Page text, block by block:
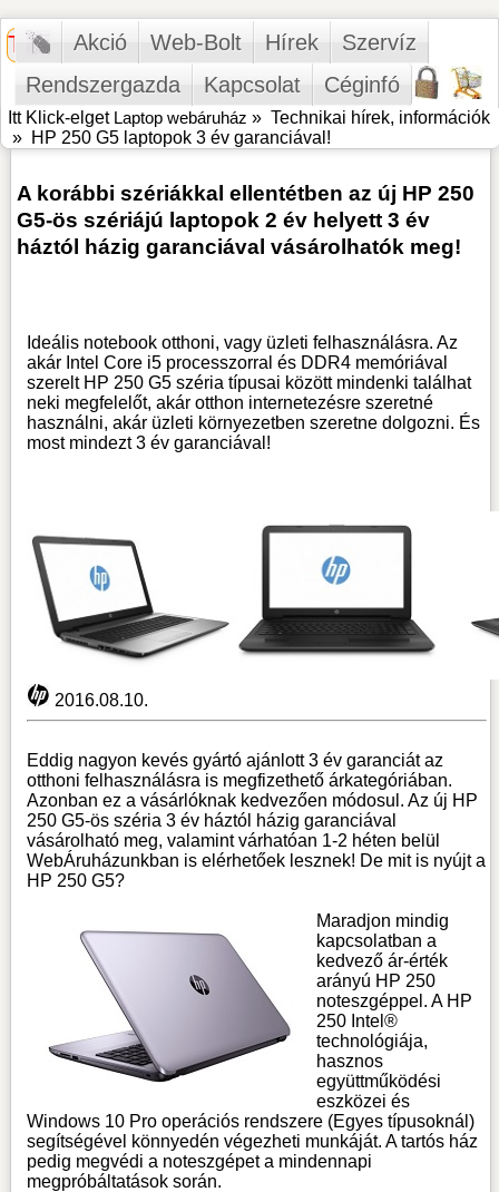
Akció Web-Bolt Hírek
Szervíz
Rendszergazda
Kapcsolat Céginfó
Itt Klick-elget Laptop webáruház » Technikai hírek, információk
» HP 250 G5 laptopok 3 év garanciával!
HP 250 G5 laptopok 3 év garanciával!
A korábbi szériákkal ellentétben az új HP 250
G5-ös szériájú laptopok 2 év helyett 3 év
háztól házig garanciával vásárolhatók meg!
Ideális notebook otthoni, vagy üzleti felhasználásra. Az
akár Intel Core i5 processzorral és DDR4 memóriával
szerelt HP 250 G5 széria típusai között mindenki találhat
neki megfelelőt, akár otthon internetezésre szeretné
használni, akár üzleti környezetben szeretne dolgozni. És
most mindezt 3 év garanciával!
2016.08.10.
Eddig nagyon kevés gyártó ajánlott 3 év garanciát az
otthoni felhasználásra is megfizethető árkategóriában.
Azonban ez a vásárlóknak kedvezően módosul. Az új HP
250 G5-ös széria 3 év háztól házig garanciával
vásárolható meg, valamint várhatóan 1-2 héten belül
WebÁruházunkban is elérhetőek lesznek! De mit is nyújt a
HP 250 G5?
Maradjon mindig
kapcsolatban a
kedvező ár-érték
arányú HP 250
noteszgéppel. A HP
250 Intel®
technológiája,
hasznos
együttműködési
eszközei és
Windows 10 Pro operációs rendszere (Egyes típusoknál)
segítségével könnyedén végezheti munkáját. A tartós ház
pedig megvédi a noteszgépet a mindennapi
megpróbáltatások során.